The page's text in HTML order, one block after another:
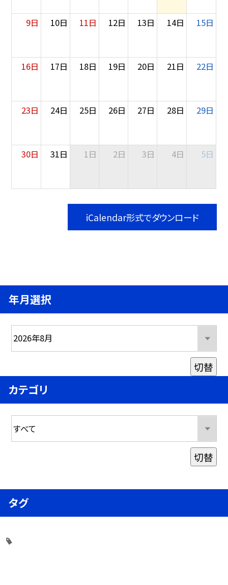
9日 10日 11日 12日 13日 14日 15日
16日 17日 18日 19日 20日 21日 22日
23日 24日 25日 26日 27日 28日 29日
30日 31日 1日 2日 3日 4日 5日
iCalendar形式でダウンロード
年月選択
切替
カテゴリ
切替
タグ